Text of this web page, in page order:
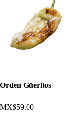
Orden Güeritos
MX$59.00